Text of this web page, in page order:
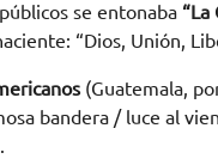
se entonaba“La
“Dios, Unión,
(Guatemala,
bandera / luce al